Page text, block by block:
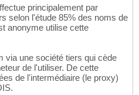
principalement par
selon l'étude 85% des noms de
anonyme utilise cette
via une société tiers qui cède
de l'utiliser. De cette
de l'intermédiaire (le proxy)